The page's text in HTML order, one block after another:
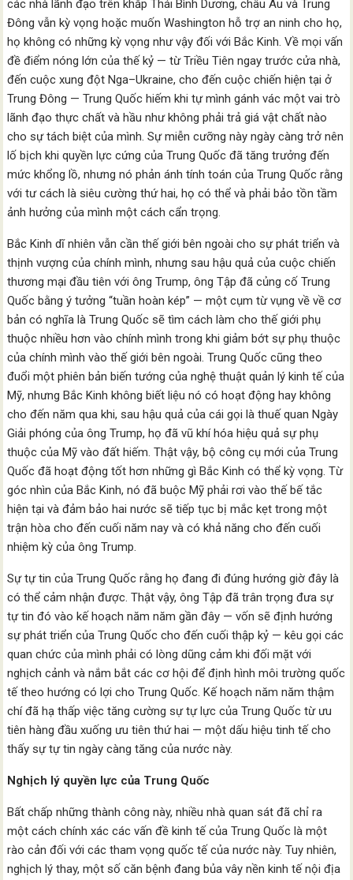
các nhà lãnh đạo trên khắp Thái Bình Dương, châu Âu và Trung
Đông vẫn kỳ vọng hoặc muốn Washington hỗ trợ an ninh cho họ,
họ không có những kỳ vọng như vậy đối với Bắc Kinh. Về mọi vấn
đề điểm nóng lớn của thế kỷ — từ Triều Tiên ngay trước cửa nhà,
đến cuộc xung đột Nga–Ukraine, cho đến cuộc chiến hiện tại ở
Trung Đông — Trung Quốc hiếm khi tự mình gánh vác một vai trò
lãnh đạo thực chất và hầu như không phải trả giá vật chất nào
cho sự tách biệt của mình. Sự miễn cưỡng này ngày càng trở nên
lố bịch khi quyền lực cứng của Trung Quốc đã tăng trưởng đến
mức khổng lồ, nhưng nó phản ánh tính toán của Trung Quốc rằng
với tư cách là siêu cường thứ hai, họ có thể và phải bảo tồn tầm
ảnh hưởng của mình một cách cẩn trọng.
Bắc Kinh dĩ nhiên vẫn cần thế giới bên ngoài cho sự phát triển và
thịnh vượng của chính mình, nhưng sau hậu quả của cuộc chiến
thương mại đầu tiên với ông Trump, ông Tập đã củng cố Trung
Quốc bằng ý tưởng “tuần hoàn kép” — một cụm từ vụng về về cơ
bản có nghĩa là Trung Quốc sẽ tìm cách làm cho thế giới phụ
thuộc nhiều hơn vào chính mình trong khi giảm bớt sự phụ thuộc
của chính mình vào thế giới bên ngoài. Trung Quốc cũng theo
đuổi một phiên bản biến tướng của nghệ thuật quản lý kinh tế của
Mỹ, nhưng Bắc Kinh không biết liệu nó có hoạt động hay không
cho đến năm qua khi, sau hậu quả của cái gọi là thuế quan Ngày
Giải phóng của ông Trump, họ đã vũ khí hóa hiệu quả sự phụ
thuộc của Mỹ vào đất hiếm. Thật vậy, bộ công cụ mới của Trung
Quốc đã hoạt động tốt hơn những gì Bắc Kinh có thể kỳ vọng. Từ
góc nhìn của Bắc Kinh, nó đã buộc Mỹ phải rơi vào thế bế tắc
hiện tại và đảm bảo hai nước sẽ tiếp tục bị mắc kẹt trong một
trận hòa cho đến cuối năm nay và có khả năng cho đến cuối
nhiệm kỳ của ông Trump.
Sự tự tin của Trung Quốc rằng họ đang đi đúng hướng giờ đây là
có thể cảm nhận được. Thật vậy, ông Tập đã trân trọng đưa sự
tự tin đó vào kế hoạch năm năm gần đây — vốn sẽ định hướng
sự phát triển của Trung Quốc cho đến cuối thập kỷ — kêu gọi các
quan chức của mình phải có lòng dũng cảm khi đối mặt với
nghịch cảnh và nắm bắt các cơ hội để định hình môi trường quốc
tế theo hướng có lợi cho Trung Quốc. Kế hoạch năm năm thậm
chí đã hạ thấp việc tăng cường sự tự lực của Trung Quốc từ ưu
tiên hàng đầu xuống ưu tiên thứ hai — một dấu hiệu tinh tế cho
thấy sự tự tin ngày càng tăng của nước này.
Nghịch lý quyền lực của Trung Quốc
Bất chấp những thành công này, nhiều nhà quan sát đã chỉ ra
một cách chính xác các vấn đề kinh tế của Trung Quốc là một
rào cản đối với các tham vọng quốc tế của nước này. Tuy nhiên,
nghịch lý thay, một số căn bệnh đang bủa vây nền kinh tế nội địa